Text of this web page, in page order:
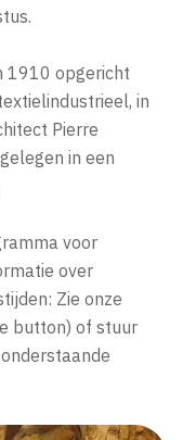
1910 opgericht
in
Pierre
in een
voor
over
Zie onze
button) of stuur